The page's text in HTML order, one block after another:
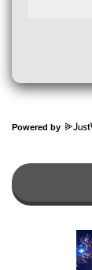
Powered by